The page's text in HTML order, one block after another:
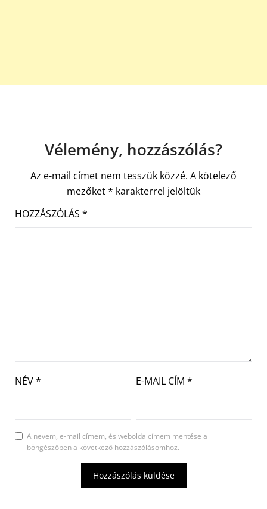
Vélemény, hozzászólás?
Az e-mail címet nem tesszük közzé. A kötelező
mezőket* karakterrel jelöltük
HOZZÁSZÓLÁS *
NÉV* E-MAIL CÍM *
A nevem, e-mail címem, és weboldalcímem mentése a
böngészőben a következő hozzászólásomhoz.